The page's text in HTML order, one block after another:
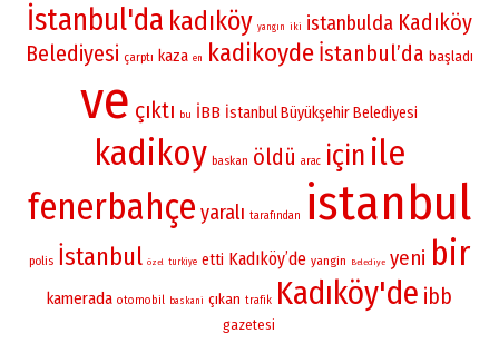
İstanbul'da kadıköy yangın iki istanbulda Kadıköy
Belediyesi çarptı kaza en kadikoyde İstanbul’da başladı
ve çıktı bu İBB İstanbul Büyükşehir Belediyesi
kadikoy baskan öldü arac için ile
fenerbahçe yaralı tarafından istanbul
polis İstanbul özel turkiye etti Kadıköy’de yangin Belediye yeni bir
kamerada otomobil baskani çıkan trafik Kadıköy'de ibb
gazetesi